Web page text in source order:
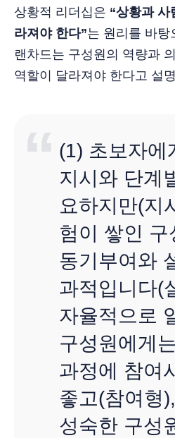
상황적 리더십은 “상황과 사
라져야 한다”는 원리를 바탕
랜차드는 구성원의 역량과
역할이 달라져야 한다고 설
(1) 초보자에
지시와 단계
요하지만(지
험이 쌓인 구
동기부여와
과적입니다(
자율적으로
구성원에게
과정에 참여
좋고(참여형
성숙한 구성